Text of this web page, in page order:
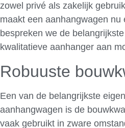
zowel privé als zakelijk
maakt een aanhangwagen nu
bespreken we de
kwalitatieve aanhanger aan
Robuuste
Een van de belangrijkste
aanhangwagen is de
vaak gebruikt in zware